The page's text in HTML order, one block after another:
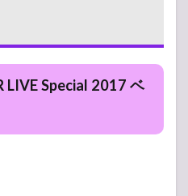
LIVE Special 2017 ベ